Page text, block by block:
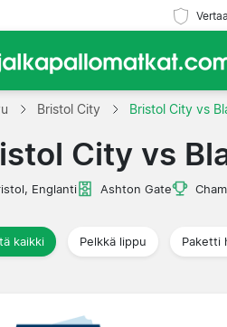
Bristol City Bristol City vs
City vs
Englanti Ashton Gate
kaikki Pelkkä lippu Paketti